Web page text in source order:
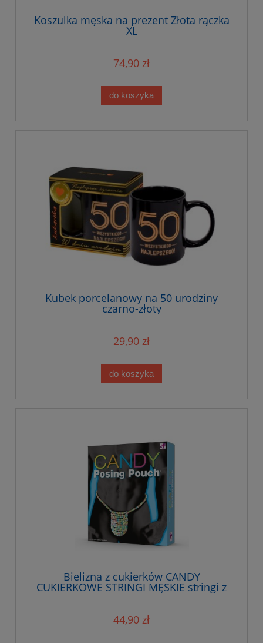
Koszulka męska na prezent Złota rączka
XL
74,90 zł
do koszyka
Kubek porcelanowy na 50 urodziny
czarno-złoty
29,90 zł
do koszyka
Bielizna z cukierków CANDY
CUKIERKOWE STRINGI MĘSKIE stringi z
44,90 zł